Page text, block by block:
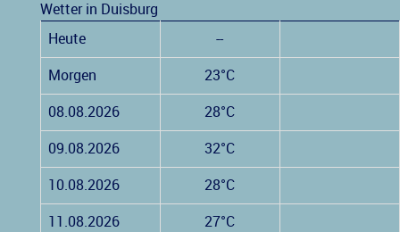
Wetter in Duisburg
Heute
--
Morgen 23°C
08.08.2026 28°C
09.08.2026 32°C
10.08.2026 28°C
11.08.2026 27°C